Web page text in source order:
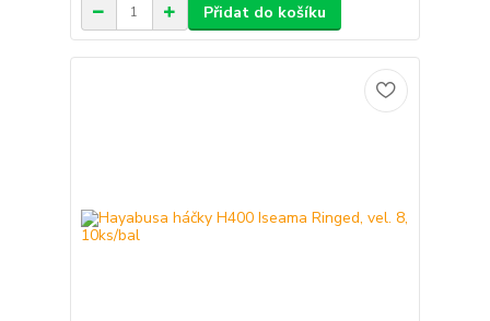
Přidat do košíku